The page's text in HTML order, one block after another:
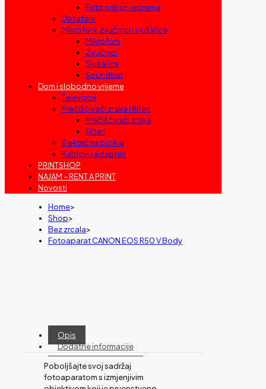
Foto pribor i oprema
Diktafoni
Mikrofoni, zvučnici i slušalice
Mikrofoni
Zvučnici
Slušalice
Soundbar
Dom i slobodno vrijeme
Televizori
Prečišćivači zraka i filteri
Prečišćivači zraka
Filteri
Električna bicikla
Kablovi i adapteri
PRINTSHOP
NAJAM – RENT A PRINT
Novosti
Home>
Shop>
Bez zrcala>
Fotoaparat CANON EOS R50 V Body
Opis
Dodatne informacije
Poboljšajte svoj sadržaj
fotoaparatom s izmjenjivim